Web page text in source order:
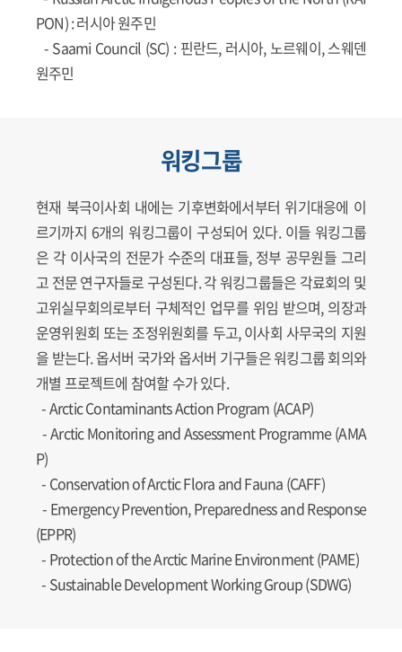
PON): 러시아 원주민
- Saami Council (SC) : 핀란드, 러시아, 노르웨이, 스웨덴
원주민
워킹그룹
현재 북극이사회 내에는 기후변화에서부터 위기대응에 이
르기까지 6개의 워킹그룹이 구성되어 있다. 이들 워킹그룹
은 각 이사국의 전문가 수준의 대표들, 정부 공무원들 그리
고 전문 연구자들로 구성된다. 각 워킹그룹들은 각료회의 및
고위실무회의로부터 구체적인 업무를 위임 받으며, 의장과
운영위원회 또는 조정위원회를 두고, 이사회 사무국의 지원
을 받는다. 옵서버 국가와 옵서버 기구들은 워킹그룹 회의와
개별 프로젝트에 참여할 수가 있다.
-Arctic Contaminants Action Program (ACAP)
-Arctic Monitoring and Assessment Programme (AMA
P)
- Conservation of Arctic Flora and Fauna (CAFF)
- Emergency Prevention, Preparedness and Response
(EPPR)
- Protection of the Arctic Marine Environment (PAME)
- Sustainable Development Working Group (SDWG)